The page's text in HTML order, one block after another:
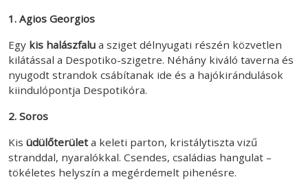
1. Agios Georgios
Egy kis halászfalu a sziget délnyugati részén közvetlen
kilátással a Despotiko-szigetre. Néhány kiváló taverna és
nyugodt strandok csábítanak ide és a hajókirándulások
kiindulópontja Despotikóra.
2. Soros
Kis üdülőterület a keleti parton, kristálytiszta vizű
stranddal, nyaralókkal. Csendes, családias hangulat –
tökéletes helyszín a megérdemelt pihenésre.